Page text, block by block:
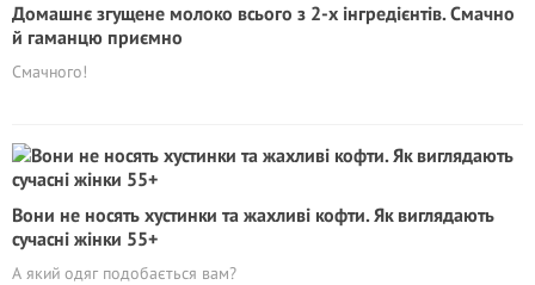
Домашнє згущене молоко всього з 2-х інгредієнтів. Смачно
й гаманцю приємно
Смачного!
Вони не носять хустинки та жахливі кофти. Як виглядають
сучасні жінки 55+
А який одяг подобається вам?